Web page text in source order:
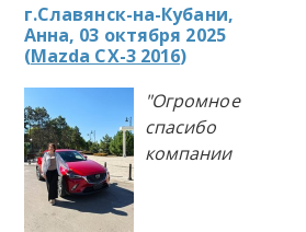
г.Славянск-на-Кубани,
Анна, 03 октября 2025
(Mazda CX-3 2016)
"Огромное
спасибо
компании